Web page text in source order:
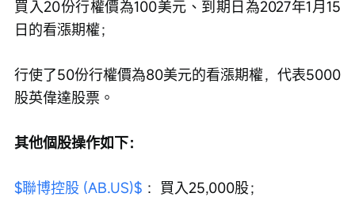
買入20份行權價為100美元、到期日為2027年1月15
日的看漲期權；
行使了50份行權價為80美元的看漲期權，代表5000
股英偉達股票。
其他個股操作如下：
$聯博控股 (AB.US)$ ：買入25,000股；